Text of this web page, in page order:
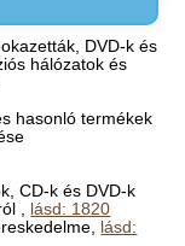
DVD-k és
hálózatok és
hasonló termékek
CD-k és DVD-k
, lásd: 1820
lásd: